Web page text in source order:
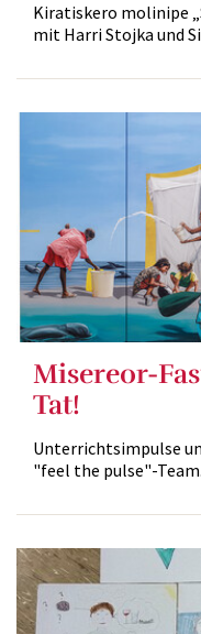
Kiratiskero molinipe
mit Harri Stojka und
Misereor-
Tat!
Unterrichtsimpulse
"feel the pulse"-Team.